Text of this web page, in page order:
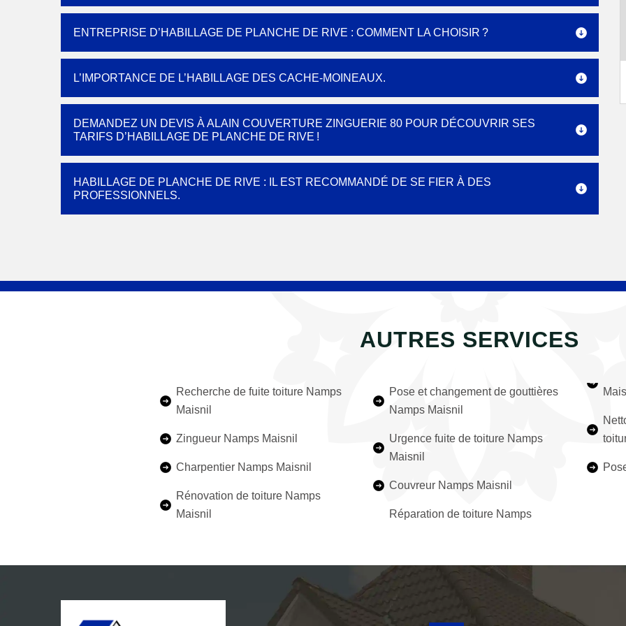
ENTREPRISE D’HABILLAGE DE PLANCHE DE RIVE : COMMENT LA CHOISIR ?
L’IMPORTANCE DE L’HABILLAGE DES CACHE-MOINEAUX.
DEMANDEZ UN DEVIS À ALAIN COUVERTURE ZINGUERIE 80 POUR DÉCOUVRIR SES
TARIFS D’HABILLAGE DE PLANCHE DE RIVE !
HABILLAGE DE PLANCHE DE RIVE : IL EST RECOMMANDÉ DE SE FIER À DES
PROFESSIONNELS.
AUTRES SERVICES
Recherche de fuite toiture Namps
Maisnil
Zingueur Namps Maisnil
Charpentier Namps Maisnil
Rénovation de toiture Namps
Maisnil
Pose et changement de gouttières
Namps Maisnil
Urgence fuite de toiture Namps
Maisnil
Couvreur Namps Maisnil
Réparation de toiture Namps